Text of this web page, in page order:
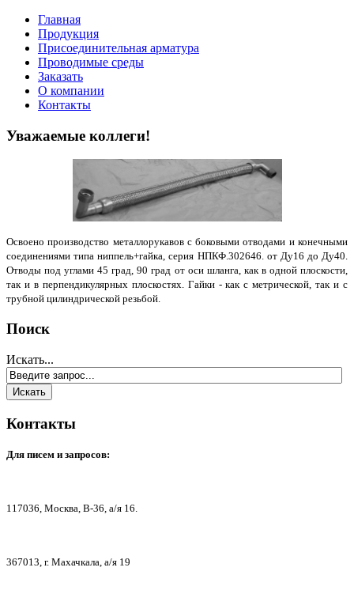
Главная
Продукция
Присоединительная арматура
Проводимые среды
Заказать
О компании
Контакты
Уважаемые коллеги!
Освоено производство металлорукавов с боковыми отводами и конечными
соединениями типа ниппель+гайка, серия НПКФ.302646. от Ду16 до Ду40.
Отводы под углами 45 град, 90 град от оси шланга, как в одной плоскости,
так и в перпендикулярных плоскостях. Гайки - как с метрической, так и с
трубной цилиндрической резьбой.
Поиск
Искать...
Контакты
Для писем и запросов:
117036, Москва, В-36, а/я 16.
367013, г. Махачкала, а/я 19